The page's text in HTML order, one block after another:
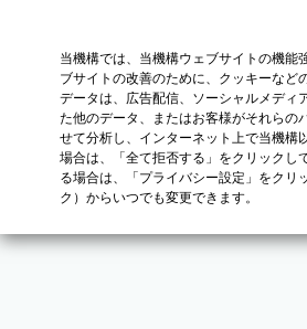
当機構では、当機構ウェブサイトの機能
ブサイトの改善のために、クッキーなど
データは、広告配信、ソーシャルメディ
た他のデータ、またはお客様がそれらの
せて分析し、インターネット上で当機構
場合は、「全て拒否する」をクリックし
る場合は、「プライバシー設定」をクリ
ク）からいつでも変更できます。